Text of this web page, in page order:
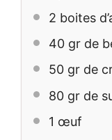
2 boites
40 gr de
50 gr de
80 gr de
1 œuf